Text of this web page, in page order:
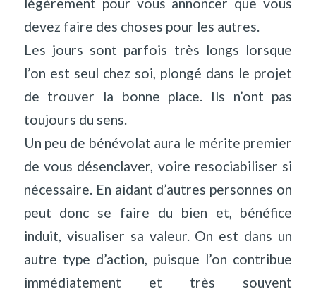
devez faire des choses pour les autres.
Les jours sont parfois très longs lorsque
l’on est seul chez soi, plongé dans le projet
de trouver la bonne place. Ils n’ont pas
toujours du sens.
Un peu de bénévolat aura le mérite premier
de vous désenclaver, voire resociabiliser si
nécessaire. En aidant d’autres personnes on
peut donc se faire du bien et, bénéfice
induit, visualiser sa valeur. On est dans un
autre type d’action, puisque l’on contribue
immédiatement et très souvent